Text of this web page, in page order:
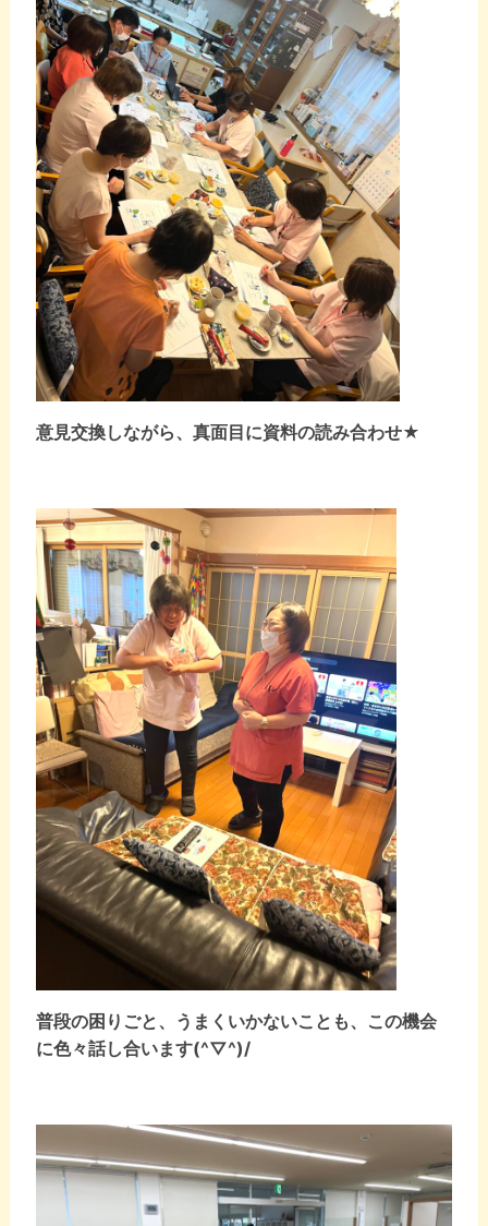
意見交換しながら、真面目に資料の読み合わせ★
普段の困りごと、うまくいかないことも、この機会
に色々話し合います(^▽^)/